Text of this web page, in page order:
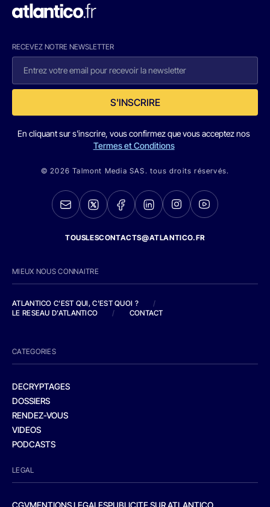
RECEVEZ NOTRE NEWSLETTER
S'INSCRIRE
En cliquant sur s'inscrire, vous confirmez que vous acceptez nos
Termes et Conditions
© 2026 Talmont Media SAS. tous droits réservés.
TOUSLESCONTACTS@ATLANTICO.FR
MIEUX NOUS CONNAITRE
ATLANTICO C'EST QUI, C'EST QUOI ?
/
LE RESEAU D'ATLANTICO
/ CONTACT
CATEGORIES
DECRYPTAGES
DOSSIERS
RENDEZ-VOUS
VIDEOS
PODCASTS
LEGAL
CGVMENTIONS LEGALESPUBLICITE SUR ATLANTICO